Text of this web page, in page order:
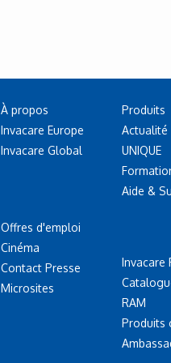
À propos
Invacare Europe
Invacare Global
Offres d'emploi
Cinéma
Contact Presse
Microsites
Produits
Actualité
UNIQUE
Aide &
Invacare
RAM
Produits